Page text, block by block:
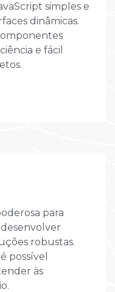
simples e
dinâmicas.
e fácil
para
robustas.
possível
às